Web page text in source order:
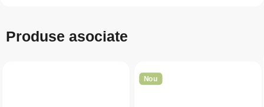
Produse asociate
Nou